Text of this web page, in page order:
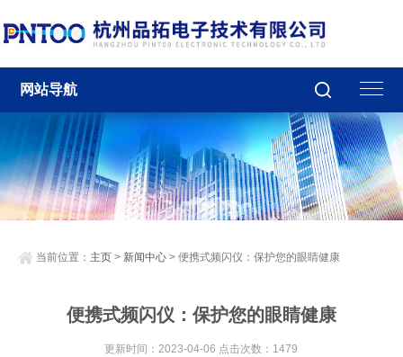
网站导航
当前位置： 主页 > 新闻中心 > 便携式频闪仪：保护您的眼睛健康
便携式频闪仪：保护您的眼睛健康
更新时间：2023-04-06 点击次数：1479